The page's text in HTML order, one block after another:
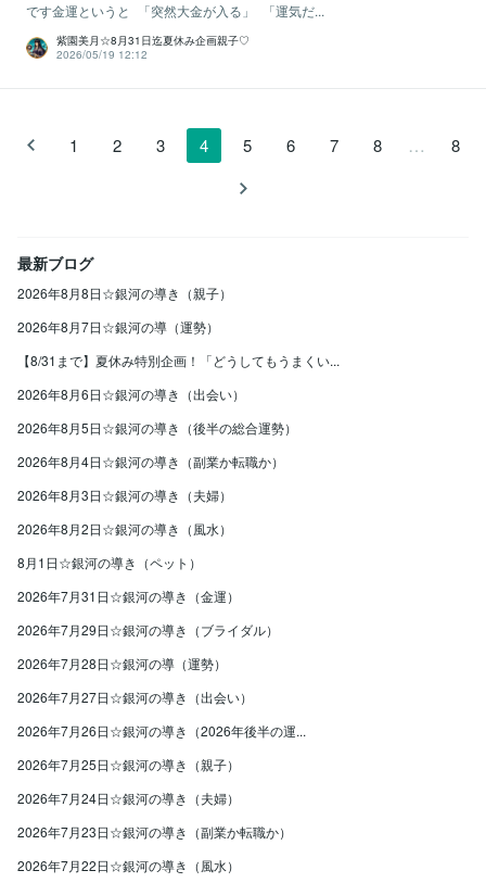
です金運というと 「突然大金が入る」 「運気だ...
紫園美月☆8月31日迄夏休み企画親子♡
2026/05/19 12:12
1 2 3 4 5 6 7 8 … 8
最新ブログ
2026年8月8日☆銀河の導き（親子）
2026年8月7日☆銀河の導（運勢）
【8/31まで】夏休み特別企画！「どうしてもうまくい...
2026年8月6日☆銀河の導き（出会い）
2026年8月5日☆銀河の導き（後半の総合運勢）
2026年8月4日☆銀河の導き（副業か転職か）
2026年8月3日☆銀河の導き（夫婦）
2026年8月2日☆銀河の導き（風水）
8月1日☆銀河の導き（ペット）
2026年7月31日☆銀河の導き（金運）
2026年7月29日☆銀河の導き（ブライダル）
2026年7月28日☆銀河の導（運勢）
2026年7月27日☆銀河の導き（出会い）
2026年7月26日☆銀河の導き（2026年後半の運...
2026年7月25日☆銀河の導き（親子）
2026年7月24日☆銀河の導き（夫婦）
2026年7月23日☆銀河の導き（副業か転職か）
2026年7月22日☆銀河の導き（風水）